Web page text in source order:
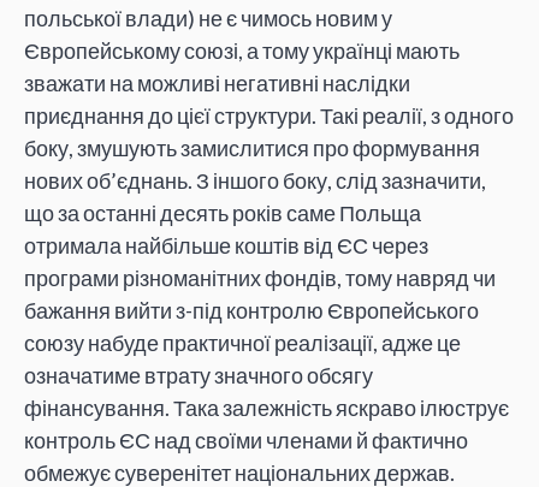
польської влади) не є чимось новим у
Європейському союзі, а тому українці мають
зважати на можливі негативні наслідки
приєднання до цієї структури. Такі реалії, з одного
боку, змушують замислитися про формування
нових об’єднань. З іншого боку, слід зазначити,
що за останні десять років саме Польща
отримала найбільше коштів від ЄС через
програми різноманітних фондів, тому навряд чи
бажання вийти з-під контролю Європейського
союзу набуде практичної реалізації, адже це
означатиме втрату значного обсягу
фінансування. Така залежність яскраво ілюструє
контроль ЄС над своїми членами й фактично
обмежує суверенітет національних держав.